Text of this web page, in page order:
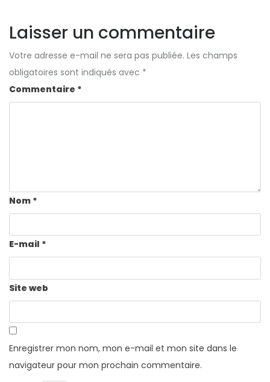
Laisser un commentaire
Votre adresse e-mail ne sera pas publiée. Les champs
obligatoires sont indiqués avec *
Commentaire *
Nom *
E-mail *
Site web
Enregistrer mon nom, mon e-mail et mon site dans le
navigateur pour mon prochain commentaire.